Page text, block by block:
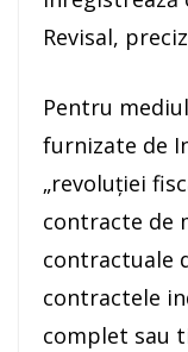
Revisal,
Pentru
furnizate de
„revoluţiei
contracte de
contractuale
contractele
complet sau